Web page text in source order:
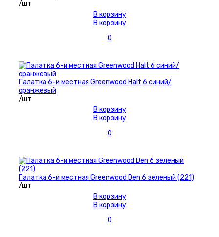
/шт
В корзину
В корзину
0
Палатка 6-и местная Greenwood Halt 6 синий/
оранжевый
/шт
В корзину
В корзину
0
Палатка 6-и местная Greenwood Den 6 зеленый (221)
/шт
В корзину
В корзину
0